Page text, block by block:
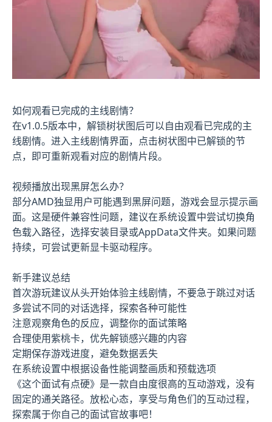
如何观看已完成的主线剧情？
在v1.0.5版本中，解锁树状图后可以自由观看已完成的主
线剧情。进入主线剧情界面，点击树状图中已解锁的节
点，即可重新观看对应的剧情片段。
视频播放出现黑屏怎么办？
部分AMD独显用户可能遇到黑屏问题，游戏会显示提示画
面。这是硬件兼容性问题，建议在系统设置中尝试切换角
色载入路径，选择安装目录或AppData文件夹。如果问题
持续，可尝试更新显卡驱动程序。
新手建议总结
首次游玩建议从头开始体验主线剧情，不要急于跳过对话
多尝试不同的对话选择，探索各种可能性
注意观察角色的反应，调整你的面试策略
合理使用紫桃卡，优先解锁感兴趣的内容
定期保存游戏进度，避免数据丢失
在系统设置中根据设备性能调整画质和预载选项
《这个面试有点硬》是一款自由度很高的互动游戏，没有
固定的通关路径。放松心态，享受与角色们的互动过程，
探索属于你自己的面试官故事吧！